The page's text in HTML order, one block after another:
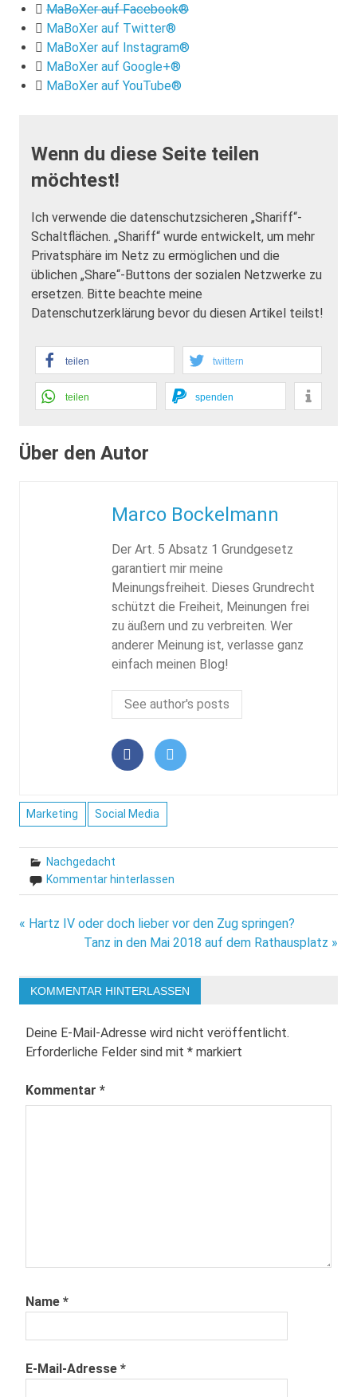
MaBoXer auf Facebook®
MaBoXer auf Twitter®
MaBoXer auf Instagram®
MaBoXer auf Google+®
MaBoXer auf YouTube®
Wenn du diese Seite teilen
möchtest!
Ich verwende die datenschutzsicheren „Shariff“-
Schaltflächen. „Shariff“ wurde entwickelt, um mehr
Privatsphäre im Netz zu ermöglichen und die
üblichen „Share“-Buttons der sozialen Netzwerke zu
ersetzen. Bitte beachte meine
Datenschutzerklärung bevor du diesen Artikel teilst!
teilen twittern
teilen spenden
Über den Autor
Marco Bockelmann
Der Art. 5 Absatz 1 Grundgesetz
garantiert mir meine
Meinungsfreiheit. Dieses Grundrecht
schützt die Freiheit, Meinungen frei
zu äußern und zu verbreiten. Wer
anderer Meinung ist, verlasse ganz
einfach meinen Blog!
See author's posts
Marketing Social Media
Nachgedacht
Kommentar hinterlassen
Beitragsnavigation
« Hartz IV oder doch lieber vor den Zug springen?
Tanz in den Mai 2018 auf dem Rathausplatz »
KOMMENTAR HINTERLASSEN
Deine E-Mail-Adresse wird nicht veröffentlicht.
Erforderliche Felder sind mit * markiert
Kommentar *
Name *
E-Mail-Adresse *